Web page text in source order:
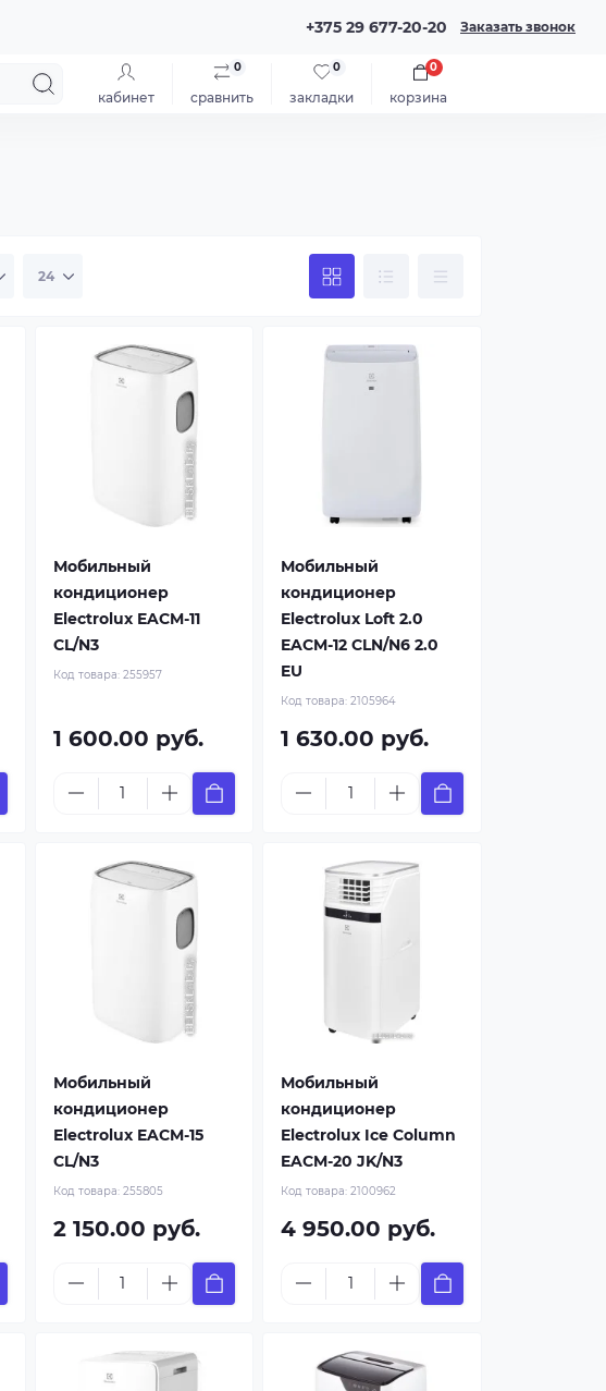
+375 29 677-20-20 Заказать звонок
кабинет сравнить
0
закладки
0
корзина
0
Мобильный
кондиционер
Electrolux EACM-11
CL/N3
Код товара: 255957
1 600.00 руб.
Мобильный
кондиционер
Electrolux Loft 2.0
EACM-12 CLN/N6 2.0
EU
Код товара:2105964
1 630.00 руб.
Мобильный
кондиционер
Electrolux EACM-15
CL/N3
Код товара: 255805
2 150.00 руб.
Мобильный
кондиционер
Electrolux Ice Column
EACM-20 JK/N3
Код товара:2100962
4 950.00 руб.